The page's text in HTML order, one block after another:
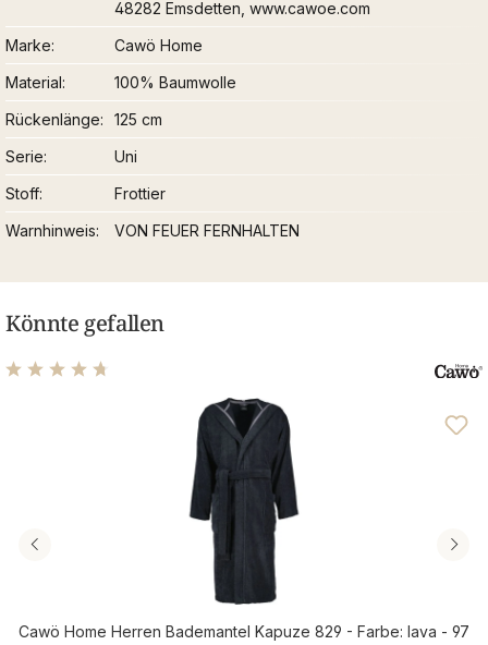
48282 Emsdetten, www.cawoe.com
Marke
Cawö Home
Material
100% Baumwolle
Rückenlänge
125 cm
Serie
Uni
Stoff
Frottier
Warnhinweis
VON FEUER FERNHALTEN
Könnte gefallen
Durchschnittliche Bewertung von 4.82 von 5 Sternen
Cawö Home Herren Bademantel Kapuze 829 - Farbe: lava - 97